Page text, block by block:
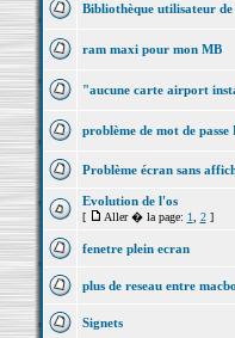
Bibliothèque utilisateur
ram maxi pour mon MB
"aucune carte airport
problème de mot de
Problème écran sans
Evolution de l'os
[ Aller � la page: 1 2]
fenetre plein ecran
plus de reseau entre
Signets